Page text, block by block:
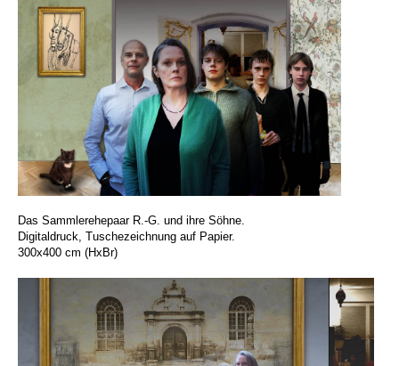
Das Sammlerehepaar R.-G. und ihre Söhne.
Digitaldruck, Tuschezeichnung auf Papier.
300x400 cm (HxBr)